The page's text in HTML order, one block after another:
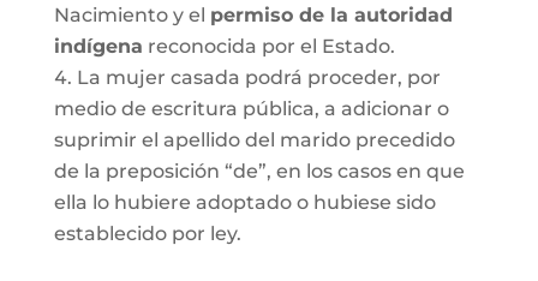
Nacimiento y el permiso de la autoridad
indígena reconocida por el Estado.
La mujer casada podrá proceder, por
medio de escritura pública, a adicionar o
suprimir el apellido del marido precedido
de la preposición “de”, en los casos en que
ella lo hubiere adoptado o hubiese sido
establecido por ley.